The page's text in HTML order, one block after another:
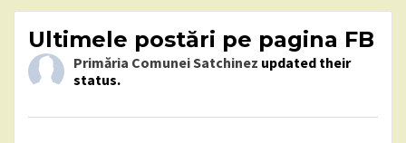
Ultimele postări pe pagina FB
Primăria Comunei Satchinez updated their
status.